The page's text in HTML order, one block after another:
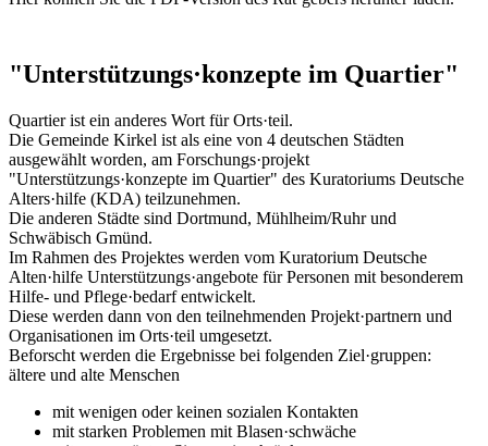
"Unterstützungs·konzepte im Quartier"
Quartier ist ein anderes Wort für Orts·teil.
Die Gemeinde Kirkel ist als eine von 4 deutschen Städten
ausgewählt worden, am Forschungs·projekt
"Unterstützungs·konzepte im Quartier" des Kuratoriums Deutsche
Alters·hilfe (KDA) teilzunehmen.
Die anderen Städte sind Dortmund, Mühlheim/Ruhr und
Schwäbisch Gmünd.
Im Rahmen des Projektes werden vom Kuratorium Deutsche
Alten·hilfe Unterstützungs·angebote für Personen mit besonderem
Hilfe- und Pflege·bedarf entwickelt.
Diese werden dann von den teilnehmenden Projekt·partnern und
Organisationen im Orts·teil umgesetzt.
Beforscht werden die Ergebnisse bei folgenden Ziel·gruppen:
ältere und alte Menschen
mit wenigen oder keinen sozialen Kontakten
mit starken Problemen mit Blasen·schwäche